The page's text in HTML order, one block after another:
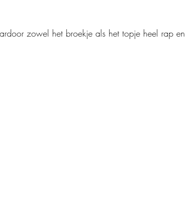
zowel het broekje als het topje heel rap en